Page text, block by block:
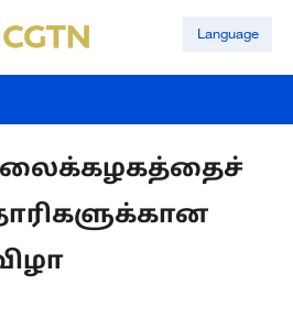
Language